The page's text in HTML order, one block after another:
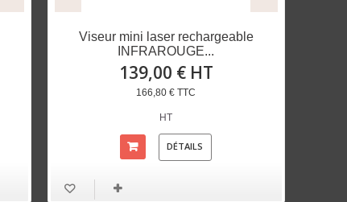
Viseur mini laser rechargeable
INFRAROUGE...
139,00 € HT
166,80 € TTC
HT
DÉTAILS